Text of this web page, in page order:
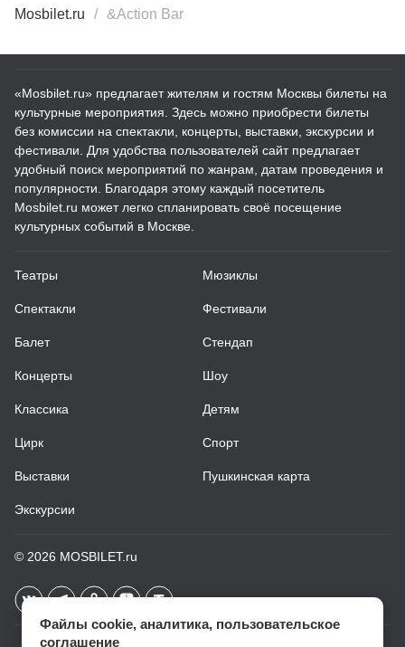
Mosbilet.ru &Action Bar
«Mosbilet.ru» предлагает жителям и гостям Москвы билеты на
культурные мероприятия. Здесь можно приобрести билеты
без комиссии на спектакли, концерты, выставки, экскурсии и
фестивали. Для удобства пользователей сайт предлагает
удобный поиск мероприятий по жанрам, датам проведения и
популярности. Благодаря этому каждый посетитель
Mosbilet.ru может легко спланировать своё посещение
культурных событий в Москве.
Театры
Спектакли
Балет
Концерты
Классика
Цирк
Выставки
Экскурсии
Мюзиклы
Фестивали
Стендап
Шоу
Детям
Спорт
Пушкинская карта
© 2026 MOSBILET.ru
Файлы cookie, аналитика, пользовательское
соглашение